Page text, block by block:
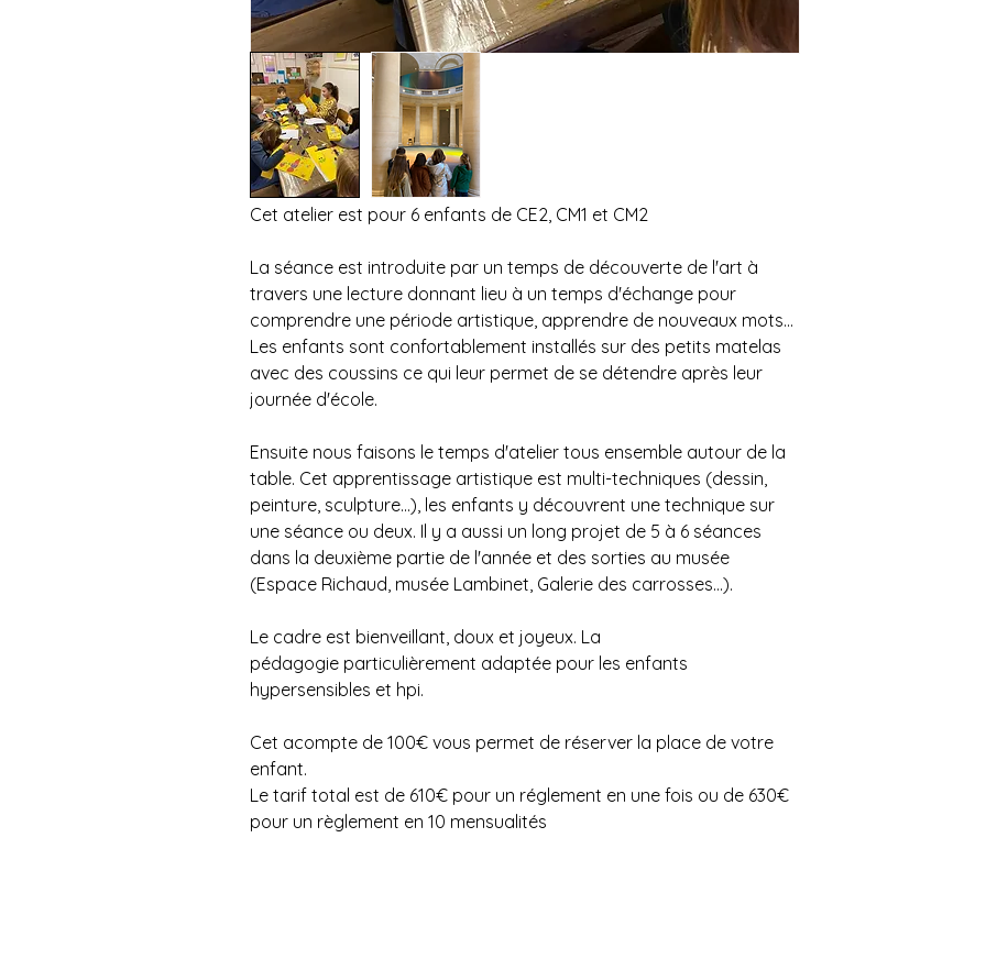
Cet atelier est pour 6 enfants de CE2, CM1 et CM2
La séance est introduite par un temps de découverte de l'art à
travers une lecture donnant lieu à un temps d'échange pour
comprendre une période artistique, apprendre de nouveaux mots...
Les enfants sont confortablement installés sur des petits matelas
avec des coussins ce qui leur permet de se détendre après leur
journée d'école.
Ensuite nous faisons le temps d'atelier tous ensemble autour de la
table. Cet apprentissage artistique est multi-techniques (dessin,
peinture, sculpture...), les enfants y découvrent une technique sur
une séance ou deux. Il y a aussi un long projet de 5 à 6 séances
dans la deuxième partie de l'année et des sorties au musée
(Espace Richaud, musée Lambinet, Galerie des carrosses...).
Le cadre est bienveillant, doux et joyeux. La
pédagogie particulièrement adaptée pour les enfants
hypersensibles et hpi.
Cet acompte de 100€ vous permet de réserver la place de votre
enfant.
Le tarif total est de 610€ pour un réglement en une fois ou de 630€
pour un règlement en 10 mensualités